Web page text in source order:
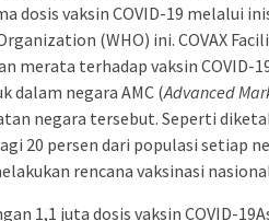
dosis vaksin COVID-19 melalui
(WHO) ini. COVAX
merata terhadap vaksin COVID-
dalam negara AMC (Advanced
negara tersebut. Seperti
20 persen dari populasi setiap
rencana vaksinasi
1,1 juta dosis vaksin COVID-